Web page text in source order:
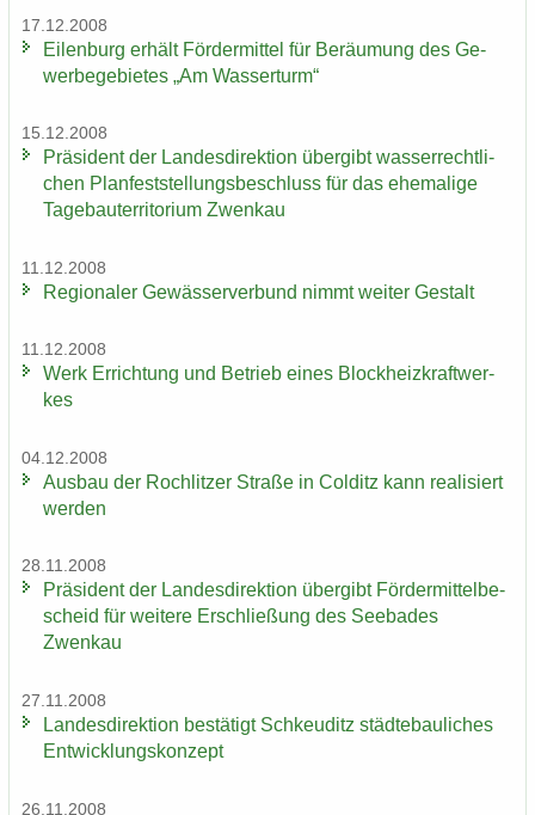
17.12.2008
Ei­len­burg er­hält För­der­mit­tel für Be­räu­mung des Ge­
wer­be­ge­bie­tes „Am Was­ser­turm“
15.12.2008
Prä­si­dent der Lan­des­di­rek­ti­on über­gibt was­ser­recht­li­
chen Plan­fest­stel­lungs­be­schluss für das ehe­ma­li­ge
Ta­ge­bau­ter­ri­to­ri­um Zwenkau
11.12.2008
Re­gio­na­ler Ge­wäs­ser­ver­bund nimmt wei­ter Ge­stalt
11.12.2008
Werk Er­rich­tung und Be­trieb eines Block­heiz­kraft­wer­
kes
04.12.2008
Aus­bau der Roch­lit­zer Stra­ße in Col­ditz kann rea­li­siert
wer­den
28.11.2008
Prä­si­dent der Lan­des­di­rek­ti­on über­gibt För­der­mit­tel­be­
scheid für wei­te­re Er­schlie­ßung des See­ba­des
Zwenkau
27.11.2008
Lan­des­di­rek­ti­on be­stä­tigt Schkeu­ditz städ­te­bau­li­ches
Ent­wick­lungs­kon­zept
26.11.2008